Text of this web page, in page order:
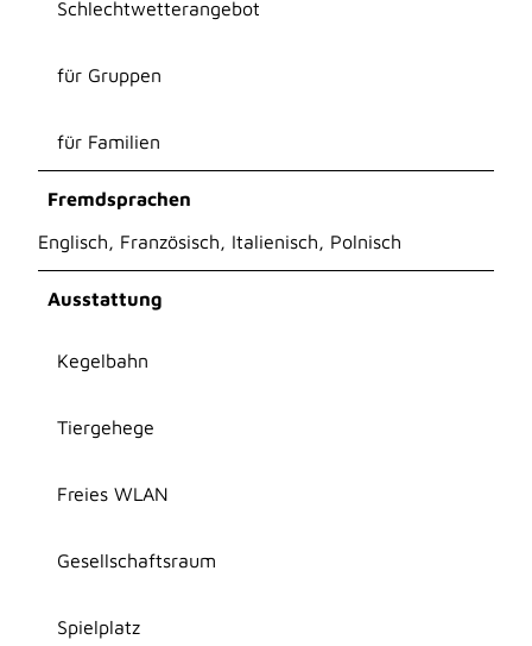
Schlechtwetterangebot
für Gruppen
für Familien
Fremdsprachen
Englisch, Französisch, Italienisch, Polnisch
Ausstattung
Kegelbahn
Tiergehege
Freies WLAN
Gesellschaftsraum
Spielplatz